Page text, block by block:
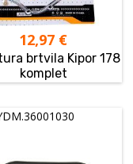
12,97 €
brtvila Kipor 178
komplet